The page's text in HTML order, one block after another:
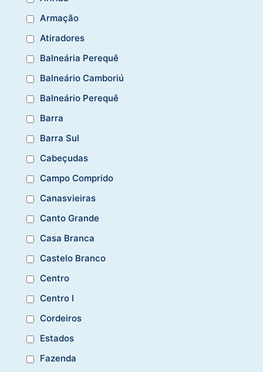
Armação
Atiradores
Balneária Perequê
Balneário Camboriú
Balneário Perequê
Barra
Barra Sul
Cabeçudas
Campo Comprido
Canasvieiras
Canto Grande
Casa Branca
Castelo Branco
Centro
Centro I
Cordeiros
Estados
Fazenda